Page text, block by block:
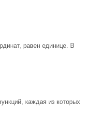
равен единице. В
каждая из которых